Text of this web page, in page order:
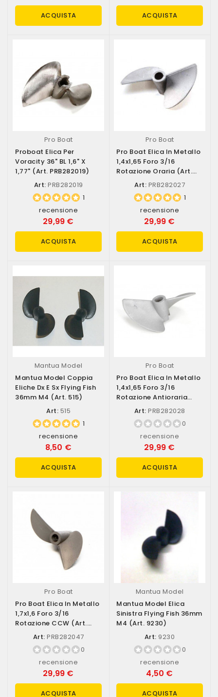
ACQUISTA ACQUISTA
Pro Boat
Proboat Elica Per
Voracity 36" BL 1,6" X
1,77" (art. PRB282019)
Art: PRB282019
1
recensione
29,99 €
ACQUISTA
Pro Boat
Pro Boat Elica In Metallo
1,4x1,65 Foro 3/16
Rotazione Oraria (art.
PRB282027)
Art: PRB282027
1
recensione
29,99 €
ACQUISTA
Mantua Model
Mantua Model Coppia
Eliche Dx E Sx Flying Fish
36mm M4 (art. 515)
Art: 515
1
recensione
8,50 €
ACQUISTA
Pro Boat
Pro Boat Elica In Metallo
1,4x1,65 Foro 3/16
Rotazione Antioraria
(art....Art: PRB282028
0
recensione
29,99 €
ACQUISTA
Pro Boat
Pro Boat Elica In Metallo
1,7x1,6 Foro 3/16
Rotazione CCW (art.
PRB282047)
Art: PRB282047
0
recensione
29,99 €
ACQUISTA
Mantua Model
Mantua Model Elica
Sinistra Flying Fish 36mm
M4 (art. 9230)
Art: 9230
0
recensione
4,50 €
ACQUISTA